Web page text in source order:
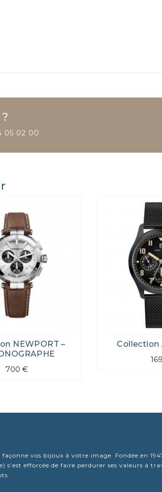
05 02 00
NEWPORT –
700 €
Collection
vos bijoux à votre image. Fondée en
efforcée de faire perdurer ses valeurs à